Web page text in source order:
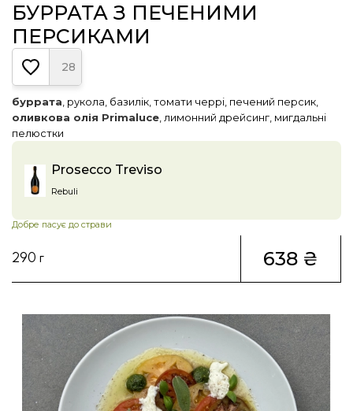
БУРРАТА З ПЕЧЕНИМИ
ПЕРСИКАМИ
28
буррата , рукола, базилік, томати черрі, печений персик,
оливкова олія Primaluce , лимонний дрейсинг, мигдальні
пелюстки
Prosecco Treviso
Rebuli
Добре пасує до страви
290 г 638 ₴